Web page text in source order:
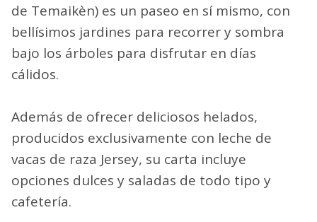
de Temaikèn) es un paseo en sí mismo, con
bellísimos jardines para recorrer y sombra
bajo los árboles para disfrutar en días
cálidos.
Además de ofrecer deliciosos helados,
producidos exclusivamente con leche de
vacas de raza Jersey, su carta incluye
opciones dulces y saladas de todo tipo y
cafetería.